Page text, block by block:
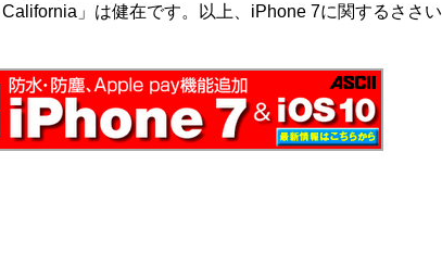
California」は健在です。以上、iPhone 7に関するささい